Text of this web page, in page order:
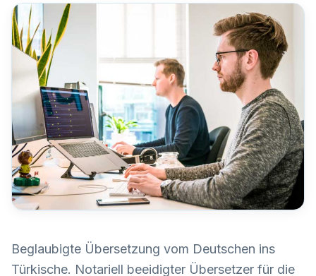
Beglaubigte Übersetzung vom Deutschen ins
Türkische. Notariell beeidigter Übersetzer für die